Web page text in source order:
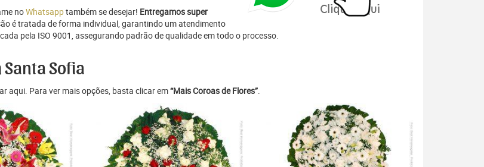
noWhatsapptambém se desejar! Entregamos super
é tratada de forma individual, garantindo um atendimento
pela ISO 9001, assegurando padrão de qualidade em todo o processo.
Sofia
aqui. Para ver mais opções, basta clicar em“Mais Coroas de Flores”.